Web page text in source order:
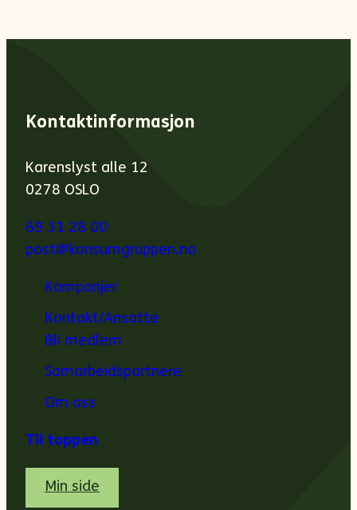
Kontaktinformasjon
Karenslyst alle 12
0278 OSLO
69 31 28 00
post@konsumgruppen.no
Kampanjer
Kontakt/Ansatte
Bli medlem
Samarbeidspartnere
Om oss
Til toppen
Min side